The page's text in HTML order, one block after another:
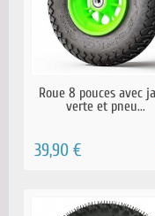
EN STOCK
Roue 8 pouces avec
verte et pneu...
39,90 €